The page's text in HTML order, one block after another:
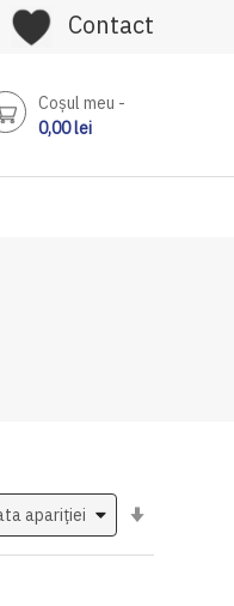
Contact
Coşul meu
0,00 lei